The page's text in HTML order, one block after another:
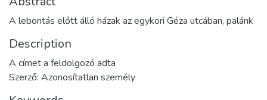
A lebontás előtt álló házak az egykori Géza utcában, palánk
Description
A címet a feldolgozó adta
Szerző: Azonosítatlan személy